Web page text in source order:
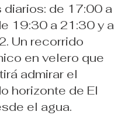
diarios: de 17:00 a
19:30 a 21:30 y a
Un recorrido
en velero que
admirar el
horizonte de El
el agua.